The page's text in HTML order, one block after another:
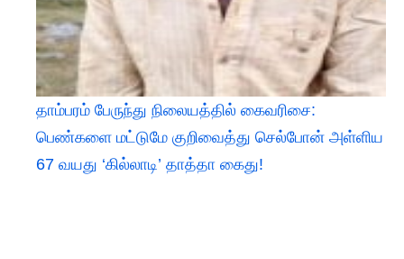
தாம்பரம் பேருந்து நிலையத்தில் கைவரிசை:
பெண்களை மட்டுமே குறிவைத்து செல்போன் அள்ளிய
67 வயது ‘கில்லாடி’ தாத்தா கைது!